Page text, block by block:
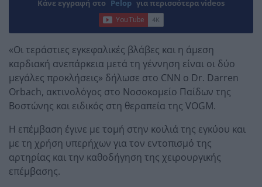
Κάνε εγγραφή στο Pelop για περισσότερα videos
«Οι τεράστιες εγκεφαλικές βλάβες και η άμεση
καρδιακή ανεπάρκεια μετά τη γέννηση είναι οι δύο
μεγάλες προκλήσεις» δήλωσε στο CNN ο Dr. Darren
Orbach, ακτινολόγος στο Νοσοκομείο Παίδων της
Βοστώνης και ειδικός στη θεραπεία της VOGM.
Η επέμβαση έγινε με τομή στην κοιλιά της εγκύου και
με τη χρήση υπερήχων για τον εντοπισμό της
αρτηρίας και την καθοδήγηση της χειρουργικής
επέμβασης.